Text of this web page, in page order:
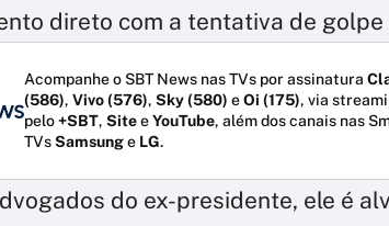
direto com a tentativa de golpe
Acompanhe o SBT News nas TVs por assinatura
(586), Vivo (576), Sky (580) eOi (175), via
pelo+SBT, SiteeYouTube, além dos canais nas
TVsSamsunge LG.
do ex-presidente, ele é